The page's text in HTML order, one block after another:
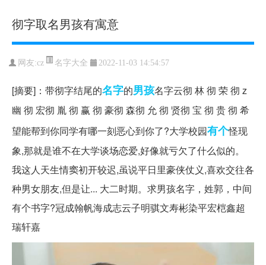
彻字取名男孩有寓意
网友:cz 名字大全 2022-11-03 14:54:57
[摘要]：带彻字结尾的名字的男孩名字云彻 林 彻 荣 彻 z
幽 彻 宏彻 胤 彻 赢 彻 豪彻 森彻 允 彻 贤彻 宝 彻 贵 彻 希
望能帮到你同学有哪一刻恶心到你了?大学校园有个怪现
象,那就是谁不在大学谈场恋爱,好像就亏欠了什么似的。
我这人天生情窦初开较迟,虽说平日里豪侠仗义,喜欢交往各
种男女朋友,但是让... 大二时期。求男孩名字，姓郭，中间
有个书字?冠成翰帆海成志云子明骐文寿彬染平宏桤鑫超
瑞轩嘉